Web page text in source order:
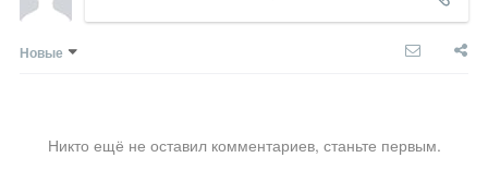
Новые
Никто ещё не оставил комментариев, станьте первым.